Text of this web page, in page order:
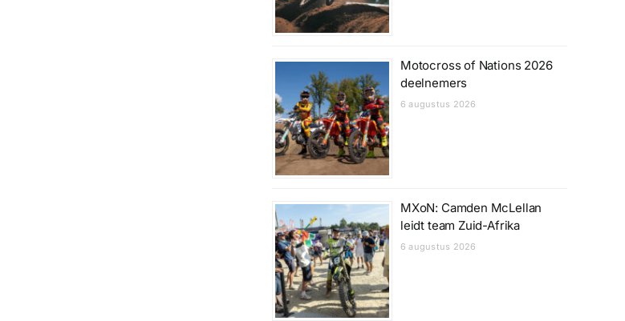
Motocross of Nations 2026
deelnemers
6 augustus 2026
MXoN: Camden McLellan
leidt team Zuid-Afrika
6 augustus 2026